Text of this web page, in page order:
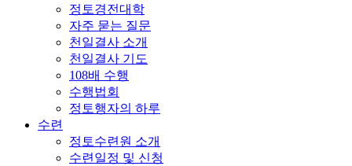
정토경전대학
자주 묻는 질문
천일결사 소개
천일결사 기도
108배 수행
수행법회
정토행자의 하루
수련
정토수련원 소개
수련일정 및 신청